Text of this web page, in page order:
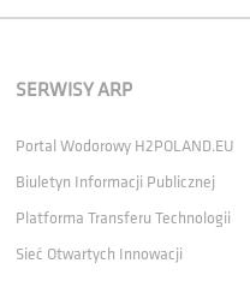
SERWISY ARP
Portal Wodorowy H2POLAND.EU
Biuletyn Informacji Publicznej
Platforma Transferu Technologii
Sieć Otwartych Innowacji